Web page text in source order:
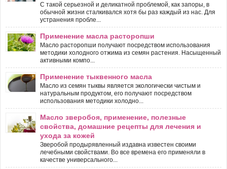
С такой серьезной и деликатной проблемой, как запоры, в
обычной жизни сталкивался хотя бы раз каждый из нас. Для
устранения пробле...
Применение масла расторопши
Масло расторопши получают посредством использования
методики холодного отжима из семян растения. Насыщенный
активными компо...
Применение тыквенного масла
Масло из семян тыквы является экологически чистым и
натуральным продуктом, его получают посредством
использования методики холодно...
Масло зверобоя, применение, полезные
свойства, домашние рецепты для лечения и
ухода за кожей
Зверобой продырявленный издавна известен своими
лечебными свойствами. Во все времена его применяли в
качестве универсального...